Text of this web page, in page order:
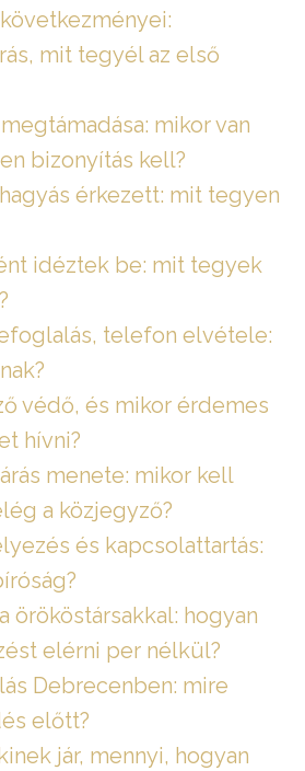
mit tegyél az első
mikor van
bizonyítás kell?
érkezett: mit tegyen
idéztek be: mit tegyek
telefon elvétele:
védő, és mikor érdemes
hívni?
menete: mikor kell
a közjegyző?
és kapcsolattartás:
örököstársakkal: hogyan
elérni per nélkül?
Debrecenben: mire
előtt?
jár, mennyi, hogyan